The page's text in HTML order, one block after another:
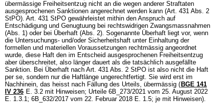
übermässige Freiheitsentzug nicht an die wegen anderer Straftaten
ausgesprochenen Sanktionen angerechnet werden kann (Art. 431 Abs. 2
StPO). Art. 431 StPO gewährleistet mithin den Anspruch auf
Entschädigung und Genugtuung bei rechtswidrigen Zwangsmassnahmen
(Abs. 1) oder bei Überhaft (Abs. 2). Sogenannte Überhaft liegt vor, wenn
die Untersuchungs- und/oder Sicherheitshaft unter Einhaltung der
formellen und materiellen Voraussetzungen rechtmässig angeordnet
wurde, diese Haft den im Entscheid ausgesprochenen Freiheitsentzug
aber überschreitet, also länger dauert als die tatsächlich ausgefällte
Sanktion. Bei Überhaft nach Art. 431 Abs. 2 StPO ist also nicht die Haft
per se, sondern nur die Haftlänge ungerechtfertigt. Sie wird erst im
Nachhinein, das heisst nach Fällung des Urteils, übermässig ( BGE 141
IV 236 E. 3.2 mit Hinweisen; Urteile 6B_273/2021 vom 25. August 2022
E. 1.3.1; 6B_632/2017 vom 22. Februar 2018 E. 1.5; je mit Hinweisen).